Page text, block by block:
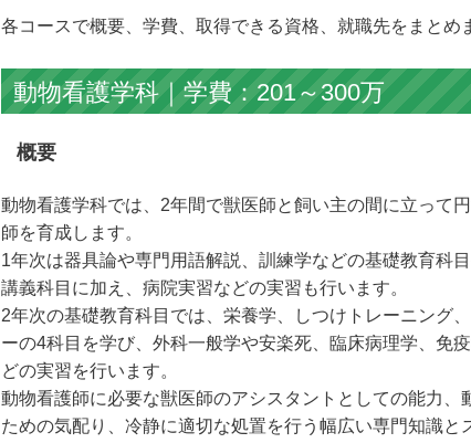
各コースで概要、学費、取得できる資格、就職先をまとめ
動物看護学科｜学費：201～300万
概要
動物看護学科では、2年間で獣医師と飼い主の間に立って
師を育成します。
1年次は器具論や専門用語解説、訓練学などの基礎教育科
講義科目に加え、病院実習などの実習も行います。
2年次の基礎教育科目では、栄養学、しつけトレーニング
ーの4科目を学び、外科一般学や安楽死、臨床病理学、免
どの実習を行います。
動物看護師に必要な獣医師のアシスタントとしての能力、
ための気配り、冷静に適切な処置を行う幅広い専門知識と